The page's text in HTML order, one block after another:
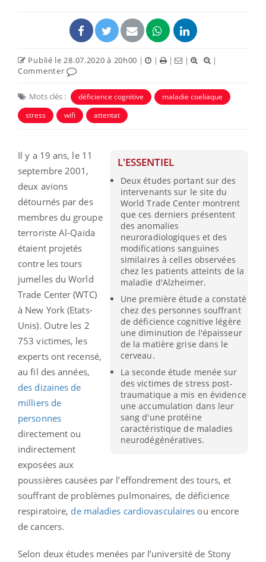
Publié le 28.07.2020 à 20h00 | | | |
|
Commenter
Mots clés : déficience cognitive
maladie coeliaque
stress
wifi attentat
L'ESSENTIEL
Deux études portant sur des
intervenants sur le site du
World Trade Center montrent
que ces derniers présentent
des anomalies
neuroradiologiques et des
modifications sanguines
similaires à celles observées
chez les patients atteints de la
maladie d'Alzheimer.
Une première étude a constaté
chez des personnes souffrant
de déficience cognitive légère
une diminution de l'épaisseur
de la matière grise dans le
cerveau.
La seconde étude menée sur
des victimes de stress post-
traumatique a mis en évidence
une accumulation dans leur
sang d'une protéine
caractéristique de maladies
neurodégénératives.
Il y a 19 ans, le 11
septembre 2001,
deux avions
détournés par des
membres du groupe
terroriste Al-Qaïda
étaient projetés
contre les tours
jumelles du World
Trade Center (WTC)
à New York (Etats-
Unis). Outre les 2
753 victimes, les
experts ont recensé,
au fil des années,
des dizaines de
milliers de
personnes
directement ou
indirectement
exposées aux
poussières causées par l’effondrement des tours, et
souffrant de problèmes pulmonaires, de déficience
respiratoire, de maladies cardiovasculaires ou encore
de cancers.
Selon deux études menées par l’université de Stony